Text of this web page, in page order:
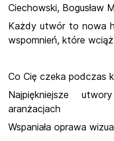
Ciechowski, Bogusław
Każdy utwór to nowa
wspomnień, które
Co Cię czeka podczas
Najpiękniejsze
aranżacjach
Wspaniała oprawa